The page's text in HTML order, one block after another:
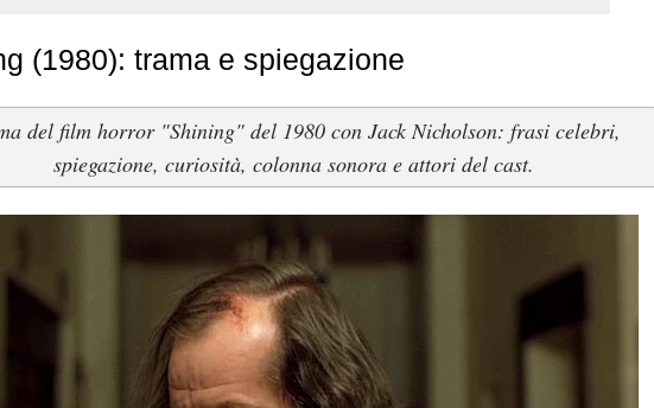
(1980): trama e spiegazione
del film horror "Shining" del 1980 con Jack Nicholson: frasi celebri,
spiegazione, curiosità, colonna sonora e attori del cast.